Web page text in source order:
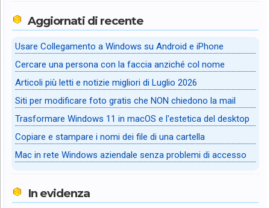
Aggiornati di recente
Usare Collegamento a Windows su Android e iPhone
Cercare una persona con la faccia anziché col nome
Articoli più letti e notizie migliori di Luglio 2026
Siti per modificare foto gratis che NON chiedono la mail
Trasformare Windows 11 in macOS e l'estetica del desktop
Copiare e stampare i nomi dei file di una cartella
Mac in rete Windows aziendale senza problemi di accesso
In evidenza